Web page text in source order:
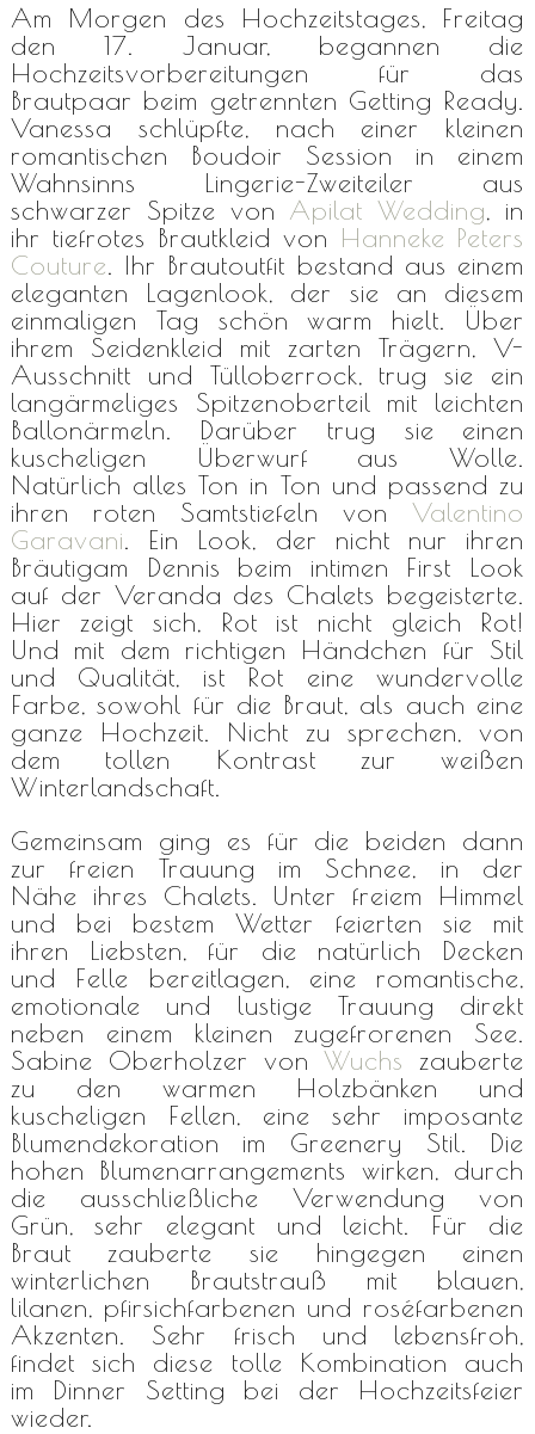
Am Morgen des Hochzeitstages, Freitag
den 17. Januar, begannen die
Hochzeitsvorbereitungen für das
Brautpaar beim getrennten Getting Ready.
Vanessa schlüpfte, nach einer kleinen
romantischen Boudoir Session in einem
Wahnsinns Lingerie-Zweiteiler aus
schwarzer Spitze von Apilat Wedding, in
ihr tiefrotes Brautkleid von Hanneke Peters
Couture. Ihr Brautoutfit bestand aus einem
eleganten Lagenlook, der sie an diesem
einmaligen Tag schön warm hielt. Über
ihrem Seidenkleid mit zarten Trägern, V-
Ausschnitt und Tülloberrock, trug sie ein
langärmeliges Spitzenoberteil mit leichten
Ballonärmeln. Darüber trug sie einen
kuscheligen Überwurf aus Wolle.
Natürlich alles Ton in Ton und passend zu
ihren roten Samtstiefeln vonValentino
Garavani. Ein Look, der nicht nur ihren
Bräutigam Dennis beim intimen First Look
auf der Veranda des Chalets begeisterte.
Hier zeigt sich, Rot ist nicht gleich Rot!
Und mit dem richtigen Händchen für Stil
und Qualität, ist Rot eine wundervolle
Farbe, sowohl für die Braut, als auch eine
ganze Hochzeit. Nicht zu sprechen, von
dem tollen Kontrast zur weißen
Winterlandschaft.
Gemeinsam ging es für die beiden dann
zur freien Trauung im Schnee, in der
Nähe ihres Chalets. Unter freiem Himmel
und bei bestem Wetter feierten sie mit
ihren Liebsten, für die natürlich Decken
und Felle bereitlagen, eine romantische,
emotionale und lustige Trauung direkt
neben einem kleinen zugefrorenen See.
Sabine Oberholzer vonWuchs zauberte
zu den warmen Holzbänken und
kuscheligen Fellen, eine sehr imposante
Blumendekoration im Greenery Stil. Die
hohen Blumenarrangements wirken, durch
die ausschließliche Verwendung von
Grün, sehr elegant und leicht. Für die
Braut zauberte sie hingegen einen
winterlichen Brautstrauß mit blauen,
lilanen, pfirsichfarbenen und roséfarbenen
Akzenten. Sehr frisch und lebensfroh,
findet sich diese tolle Kombination auch
im Dinner Setting bei der Hochzeitsfeier
wieder.